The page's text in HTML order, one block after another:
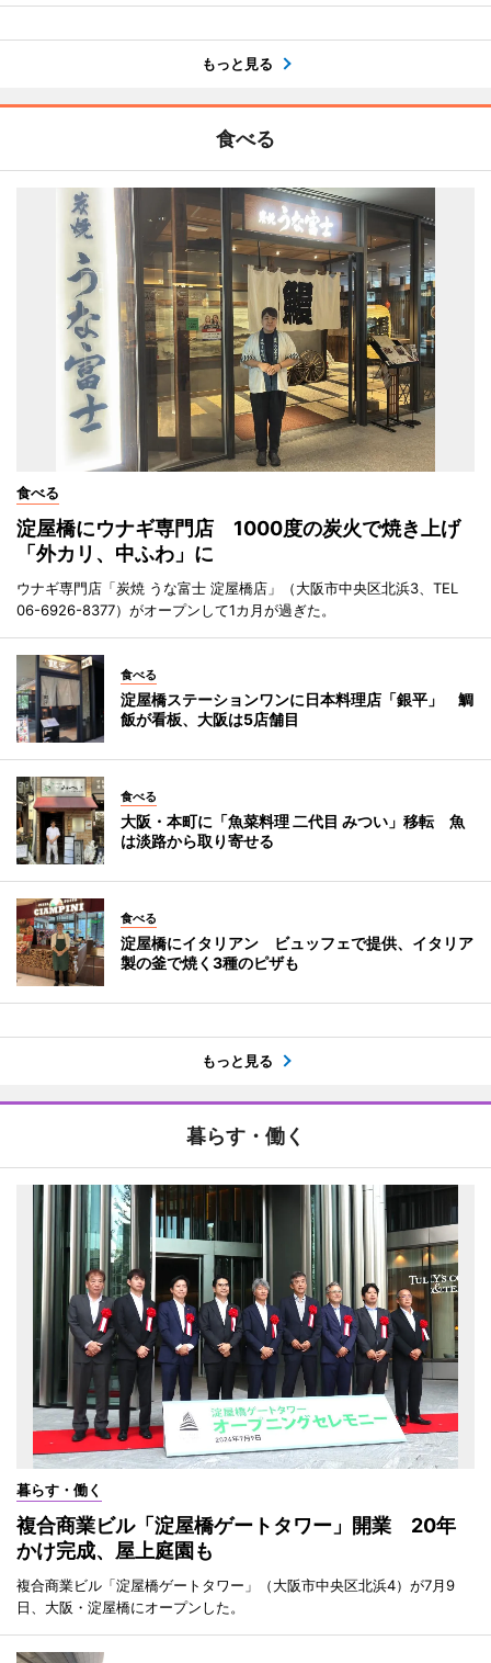
もっと見る
食べる
食べる
淀屋橋にウナギ専門店 1000度の炭火で焼き上げ
「外カリ、中ふわ」に
ウナギ専門店「炭焼 うな富士 淀屋橋店」（大阪市中央区北浜3、TEL
06-6926-8377）がオープンして1カ月が過ぎた。
食べる
淀屋橋ステーションワンに日本料理店「銀平」 鯛
飯が看板、大阪は5店舗目
食べる
大阪・本町に「魚菜料理 二代目 みつい」移転 魚
は淡路から取り寄せる
食べる
淀屋橋にイタリアン ビュッフェで提供、イタリア
製の釜で焼く3種のピザも
もっと見る
暮らす・働く
暮らす・働く
複合商業ビル「淀屋橋ゲートタワー」開業 20年
かけ完成、屋上庭園も
複合商業ビル「淀屋橋ゲートタワー」（大阪市中央区北浜4）が7月9
日、大阪・淀屋橋にオープンした。